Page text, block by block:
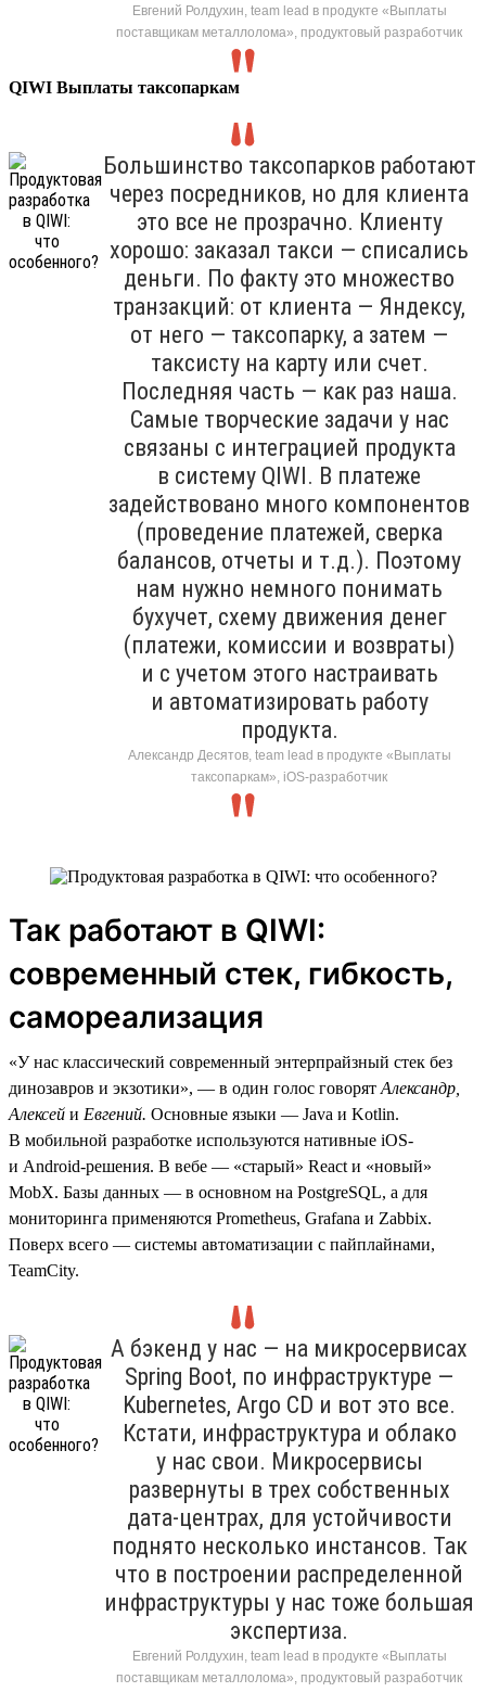
Евгений Ролдухин, team lead в продукте «Выплаты
поставщикам металлолома», продуктовый разработчик
QIWI Выплаты таксопаркам
Большинство таксопарков работают
через посредников, но для клиента
это все не прозрачно. Клиенту
хорошо: заказал такси — списались
деньги. По факту это множество
транзакций: от клиента — Яндексу,
от него — таксопарку, а затем —
таксисту на карту или счет.
Последняя часть — как раз наша.
Самые творческие задачи у нас
связаны с интеграцией продукта
в систему QIWI. В платеже
задействовано много компонентов
(проведение платежей, сверка
балансов, отчеты и т.д.). Поэтому
нам нужно немного понимать
бухучет, схему движения денег
(платежи, комиссии и возвраты)
и с учетом этого настраивать
и автоматизировать работу
продукта.
Александр Десятов, team lead в продукте «Выплаты
таксопаркам», iOS-разработчик
Так работают в QIWI:
современный стек, гибкость,
самореализация
«У нас классический современный энтерпрайзный стек без
динозавров и экзотики», — в один голос говорят Александр,
Алексей и Евгений. Основные языки — Java и Kotlin.
В мобильной разработке используются нативные iOS-
и Android-решения. В вебе — «старый» React и «новый»
MobX. Базы данных — в основном на PostgreSQL, а для
мониторинга применяются Prometheus, Grafana и Zabbix.
Поверх всего — системы автоматизации с пайплайнами,
TeamCity.
А бэкенд у нас — на микросервисах
Spring Boot, по инфраструктуре —
Kubernetes, Argo CD и вот это все.
Кстати, инфраструктура и облако
у нас свои. Микросервисы
развернуты в трех собственных
дата-центрах, для устойчивости
поднято несколько инстансов. Так
что в построении распределенной
инфраструктуры у нас тоже большая
экспертиза.
Евгений Ролдухин, team lead в продукте «Выплаты
поставщикам металлолома», продуктовый разработчик